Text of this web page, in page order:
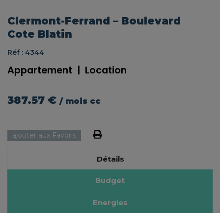
Clermont-Ferrand – Boulevard
Cote Blatin
Réf : 4344
Appartement | Location
387.57 €/ mois cc
ajouter aux Favoris
Détails
Budget
Energies